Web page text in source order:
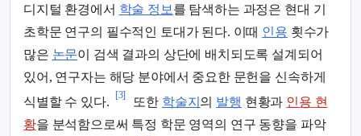
디지털 환경에서 학술 정보 를 탐색하는 과정은 현대 기
초학문 연구의 필수적인 토대가 된다. 이때 인용 횟수가
많은 논문이 검색 결과의 상단에 배치되도록 설계되어
있어, 연구자는 해당 분야에서 중요한 문헌을 신속하게
식별할 수 있다.
[3]
또한 학술지 의 발행 현황과 인용 현
황을 분석함으로써 특정 학문 영역의 연구 동향을 파악